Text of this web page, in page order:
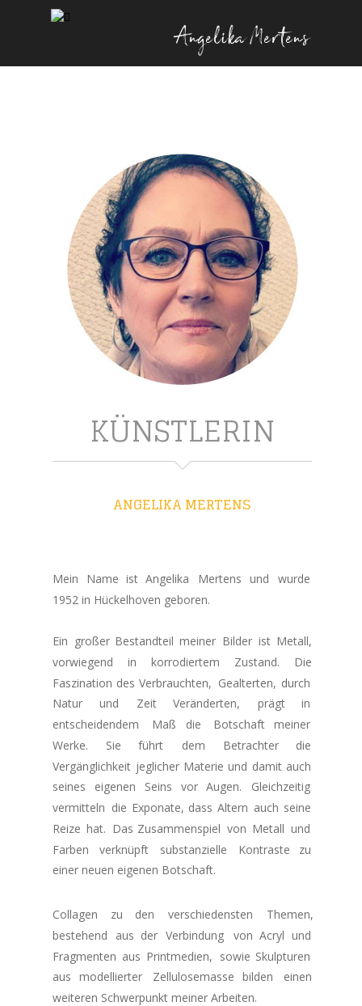
KÜNSTLERIN
ANGELIKA MERTENS
Mein Name ist Angelika Mertens und wurde
1952 in Hückelhoven geboren.
Ein großer Bestandteil meiner Bilder ist Metall,
vorwiegend in korrodiertem Zustand. Die
Faszination des Verbrauchten, Gealterten, durch
Natur und Zeit Veränderten, prägt in
entscheidendem Maß die Botschaft meiner
Werke. Sie führt dem Betrachter die
Vergänglichkeit jeglicher Materie und damit auch
seines eigenen Seins vor Augen. Gleichzeitig
vermitteln die Exponate, dass Altern auch seine
Reize hat. Das Zusammenspiel von Metall und
Farben verknüpft substanzielle Kontraste zu
einer neuen eigenen Botschaft.
Collagen zu den verschiedensten Themen,
bestehend aus der Verbindung von Acryl und
Fragmenten aus Printmedien, sowie Skulpturen
aus modellierter Zellulosemasse bilden
einen
weiteren Schwerpunkt meiner Arbeiten.
Angelika Mertens